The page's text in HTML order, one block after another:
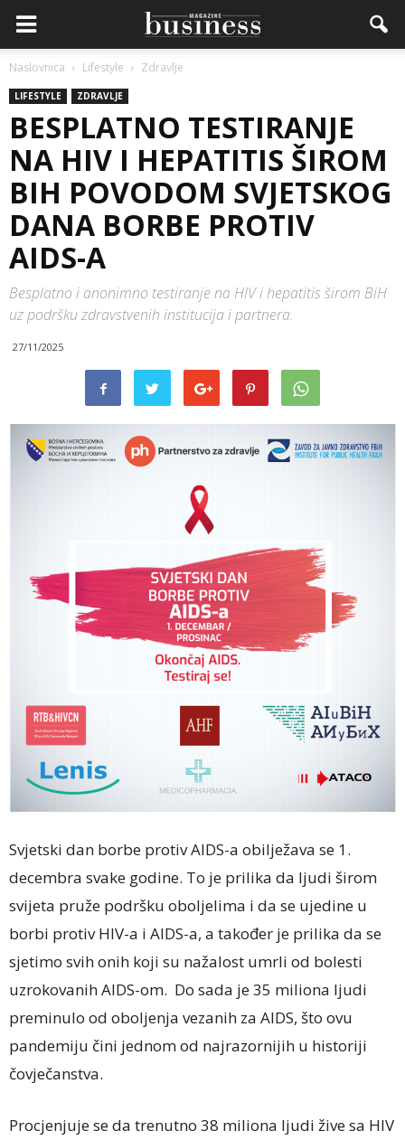
Naslovnica Lifestyle Zdravlje
LIFESTYLE ZDRAVLJE
BESPLATNO TESTIRANJE
NA HIV I HEPATITIS ŠIROM
BIH POVODOM SVJETSKOG
DANA BORBE PROTIV
AIDS-A
Besplatno i anonimno testiranje na HIV i hepatitis širom BiH
uz podršku zdravstvenih institucija i partnera.
27/11/2025
Svjetski dan borbe protiv AIDS-a obilježava se 1.
decembra svake godine. To je prilika da ljudi širom
svijeta pruže podršku oboljelima i da se ujedine u
borbi protiv HIV-a i AIDS-a, a također je prilika da se
sjetimo svih onih koji su nažalost umrli od bolesti
uzrokovanih AIDS-om. Do sada je 35 miliona ljudi
preminulo od oboljenja vezanih za AIDS, što ovu
pandemiju čini jednom od najrazornijih u historiji
čovječanstva.
Procjenjuje se da trenutno 38 miliona ljudi žive sa HIV